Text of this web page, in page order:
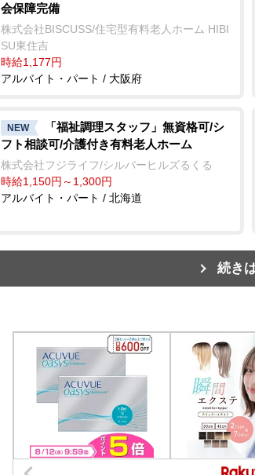
会保障完備
株式会社BISCUSS/住宅型有料老人ホーム HIBI
SU東住吉
時給1,177円
アルバイト・パート / 大阪府
NEW
「福祉調理スタッフ」無資格可/シ
フト相談可/介護付き有料老人ホーム
株式会社フジライフ/シルバーヒルズるくる
時給1,150円～1,300円
アルバイト・パート / 北海道
続き